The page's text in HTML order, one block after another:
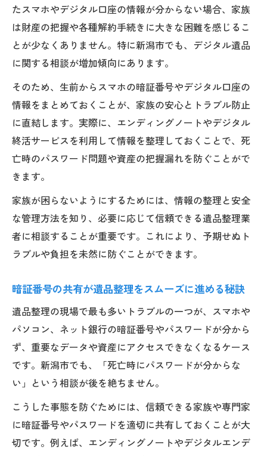
たスマホやデジタル口座の情報が分からない場合、家族
は財産の把握や各種解約手続きに大きな困難を感じるこ
とが少なくありません。特に新潟市でも、デジタル遺品
に関する相談が増加傾向にあります。
そのため、生前からスマホの暗証番号やデジタル口座の
情報をまとめておくことが、家族の安心とトラブル防止
に直結します。実際に、エンディングノートやデジタル
終活サービスを利用して情報を整理しておくことで、死
亡時のパスワード問題や資産の把握漏れを防ぐことがで
きます。
家族が困らないようにするためには、情報の整理と安全
な管理方法を知り、必要に応じて信頼できる遺品整理業
者に相談することが重要です。これにより、予期せぬト
ラブルや負担を未然に防ぐことができます。
暗証番号の共有が遺品整理をスムーズに進める秘訣
遺品整理の現場で最も多いトラブルの一つが、スマホや
パソコン、ネット銀行の暗証番号やパスワードが分から
ず、重要なデータや資産にアクセスできなくなるケース
です。新潟市でも、「死亡時にパスワードが分からな
い」という相談が後を絶ちません。
こうした事態を防ぐためには、信頼できる家族や専門家
に暗証番号やパスワードを適切に共有しておくことが大
切です。例えば、エンディングノートやデジタルエンデ